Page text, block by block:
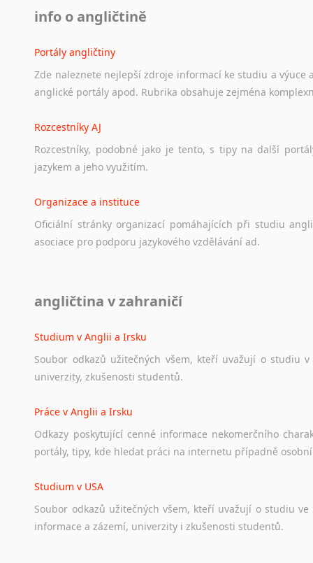
info o angličtině
Portály angličtiny
Zde naleznete nejlepší zdroje informací ke studiu a výuce
anglické portály apod. Rubrika obsahuje zejména
Rozcestníky AJ
Rozcestníky, podobné jako je tento, s tipy na další
jazykem a jeho využitím.
Organizace a instituce
Oficiální stránky organizací pomáhajících při studiu
asociace pro podporu jazykového vzdělávání ad.
Ať už se jedná o česká diskusní
angličtina v zahraničí
Studium v Anglii a Irsku
Soubor odkazů užitečných všem, kteří uvažují o studiu v
univerzity, zkušenosti studentů.
Práce v Anglii a Irsku
Odkazy poskytující cenné informace nekomerčního
portály, tipy, kde hledat práci na internetu případně osobní
Studium v USA
Soubor odkazů užitečných všem, kteří uvažují o studiu ve
informace a zázemí, univerzity i zkušenosti studentů.